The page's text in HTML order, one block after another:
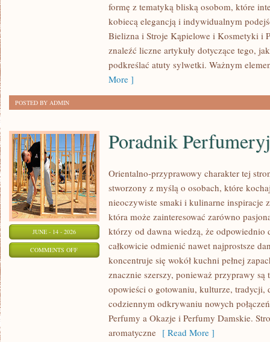
formę z tematyką bliską osobom, które
kobiecą elegancją i indywidualnym
Bielizna i Stroje Kąpielowe i Kosmetyki i
znaleźć liczne artykuły dotyczące tego,
podkreślać atuty sylwetki. Ważnym
More ]
POSTED BY ADMIN
JUNE - 14 - 2026
COMMENTS OFFON
PERFUMERYJNY
Poradnik
Orientalno-przyprawowy charakter tej
stworzony z myślą o osobach, które
nieoczywiste smaki i kulinarne inspiracje
która może zainteresować zarówno
którzy od dawna wiedzą, że odpowiednio
całkowicie odmienić nawet najprostsze
koncentruje się wokół kuchni pełnej
znacznie szerszy, ponieważ przyprawy
opowieści o gotowaniu, kulturze, tradycji,
codziennym odkrywaniu nowych
Perfumy a Okazje i Perfumy Damskie.
aromatyczne [ Read More ]